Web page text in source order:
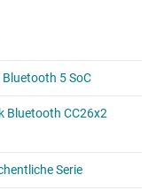
5 SoC
Bluetooth CC26x2
Serie